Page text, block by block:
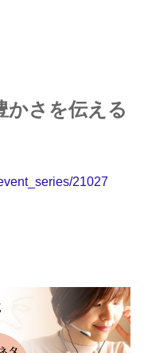
かさを伝える
21027